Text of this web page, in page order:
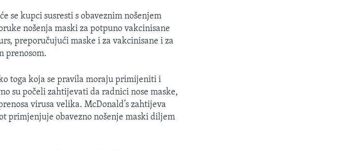
se kupci susresti s obaveznim nošenjem
nošenja maski za potpuno vakcinisane
preporučujući maske i za vakcinisane i za
prenosom.
toga koja se pravila moraju primijeniti i
su počeli zahtijevati da radnici nose maske,
virusa velika. McDonald’s zahtijeva
primjenjuje obavezno nošenje maski diljem